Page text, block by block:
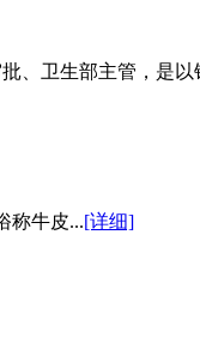
、卫生部主管，是
称牛皮...[详细]